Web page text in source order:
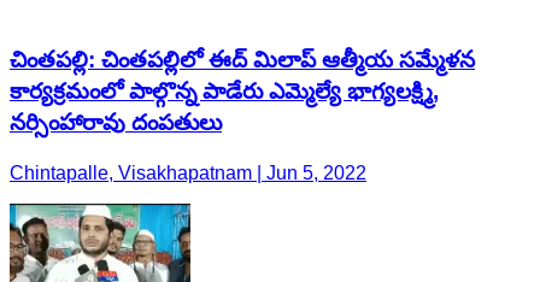
చింతపల్లి: చింతపల్లిలో ఈద్ మిలాప్ ఆత్మీయ సమ్మేళన
కార్యక్రమంలో పాల్గొన్న పాడేరు ఎమ్మెల్యే భాగ్యలక్ష్మి,
నర్సింహారావు దంపతులు
Chintapalle, Visakhapatnam | Jun 5, 2022